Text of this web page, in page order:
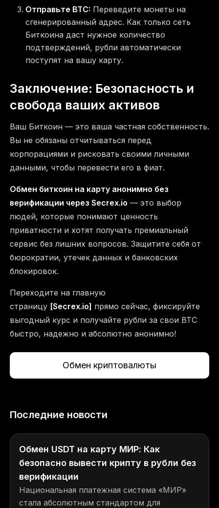
Отправьте BTC: Переведите монеты на
сгенерированный адрес. Как только сеть
Биткоина даст нужное количество
подтверждений, рубли автоматически
поступят на вашу карту.
Заключение: Безопасность и
свобода ваших активов
Ваш Биткоин — это ваша частная собственность.
Вы не обязаны отчитываться перед
корпорациями и рисковать своими личными
данными, чтобы перевести его в фиат.
Обмен биткоин на карту анонимно без
верификации через Secrex.io — это выбор
людей, которые понимают ценность
приватности и хотят получать премиальный
сервис без лишних вопросов. Защитите себя от
бюрократии, утечек данных и банковских
блокировок.
Переходите на главную
страницу [Secrex.io] прямо сейчас, фиксируйте
выгодный курс и получайте рубли за свои BTC
быстро, надежно и абсолютно анонимно!
Обмен криптовалюты
Последние новости
Обмен USDT на карту МИР: Как
безопасно вывести крипту в рубли без
верификации
Национальная платежная система «МИР»
стала абсолютным стандартом для